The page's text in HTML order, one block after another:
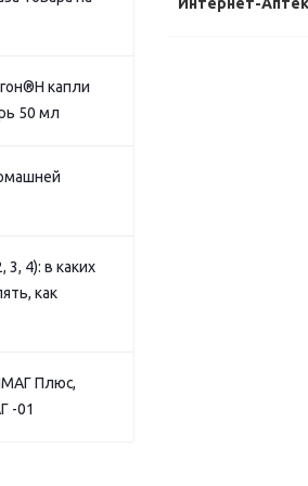
капли
50 мл
3, 4): в каких
как
Плюс,
-01